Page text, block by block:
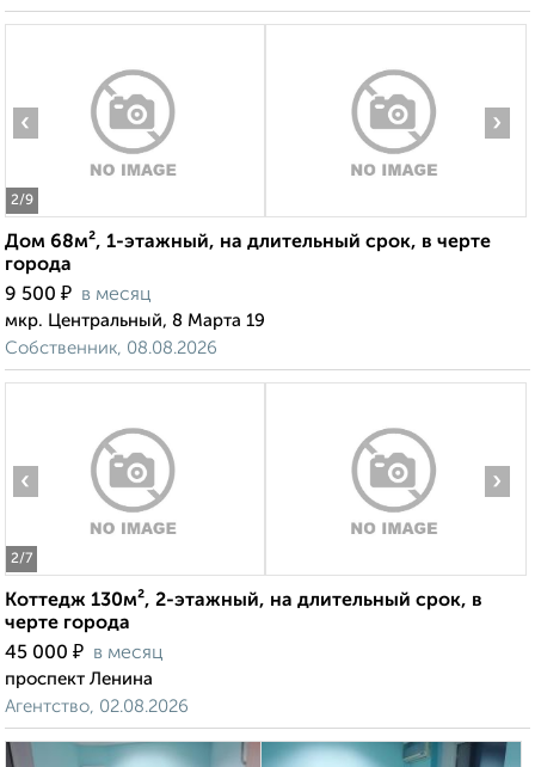
2/9
‹ ›
Дом 68м², 1-этажный, на длительный срок, в черте
города
9 500 ₽ в месяц
мкр. Центральный, 8 Марта 19
Собственник, 08.08.2026
2/7
‹ ›
Коттедж 130м², 2-этажный, на длительный срок, в
черте города
45 000 ₽ в месяц
проспект Ленина
Агентство, 02.08.2026